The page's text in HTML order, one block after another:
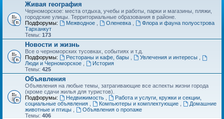
Живая география
Черноморское: места отдыха, учебы и работы, парки и магазины, пляжи,
городские улицы. Территориальные образования в районе.
Подфорумы:
Межводное Оленевка
Флора и фауна полуострова
Тарханкут
Темы: 173
Новости и жизнь
Все о черноморских тусовках, событиях и т.д.
Подфорумы:
Рестораны и кафе, бары Увлечения и интересы
Люди и Черноморское
История
Темы: 425
Объявления
Объявления на любые темы, затрагивающие все аспекты жизни города
(кроме сдачи жилья для туристов).
Подфорумы:
Недвижимость
Работа и услуги, кружки и секции,
социальные объявления
Компьютеры и комплектующие
Домашние
животные и птицы
Объявления о пропаже
Темы: 406